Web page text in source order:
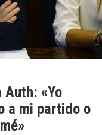
«Yo
a mi partido o